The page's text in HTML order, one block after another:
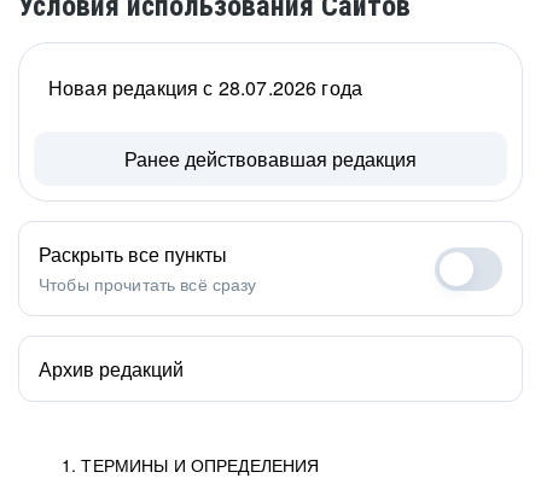
1. ТЕРМИНЫ И ОПРЕДЕЛЕНИЯ
Новая редакция с 28.07.2026 года
Ранее действовавшая редакция
Раскрыть все пункты
Чтобы прочитать всё сразу
Архив редакций